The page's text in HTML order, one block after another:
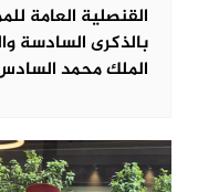
القنصلية العامة
بالذكرى السادسة
الملك محمد